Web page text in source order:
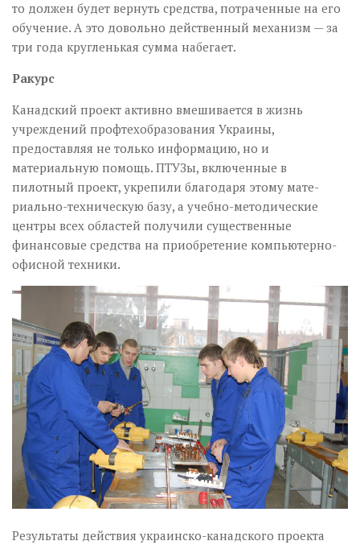
то должен будет вернуть средства, потраченные на его
обучение. А это довольно действенный механизм — за
три года кругленькая сумма набегает.
Ракурс
Канадский проект активно вмешивается в жизнь
учреждений профтехобразования Украины,
предоставляя не только информацию, но и
материальную помощь. ПТУЗы, включенные в
пилотный проект, укрепили благодаря этому ма­те­
риально-техническую базу, а учеб­но-ме­то­ди­че­­­­­­­с­кие
центры всех областей получили существенные
финансовые средства на приобретение компью­тер­но-
офис­ной техники.
Результаты действия укра­­­­инско-канадского проекта